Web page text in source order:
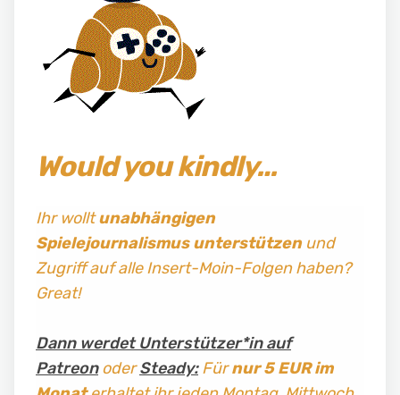
Would you kindly…
Ihr wolltunabhängigen
Spielejournalismus unterstützenund
Zugriff auf alle Insert-Moin-Folgen haben?
Great!
Dann werdet Unterstützer*in auf
PatreonoderSteady:Fürnur 5 EUR im